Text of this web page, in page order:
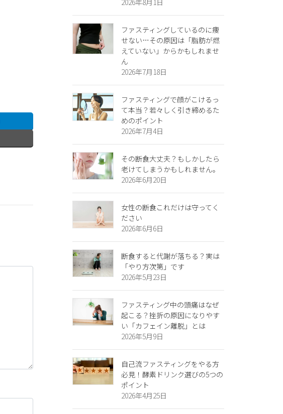
2026年8月1日
ファスティングしているのに痩
せない…その原因は「脂肪が燃
えていない」からかもしれませ
ん
2026年7月18日
ファスティングで顔がこけるっ
て本当？若々しく引き締めるた
めのポイント
2026年7月4日
その断食大丈夫？もしかしたら
老けてしまうかもしれません。
2026年6月20日
女性の断食これだけは守ってく
ださい
2026年6月6日
断食すると代謝が落ちる？実は
「やり方次第」です
2026年5月23日
ファスティング中の頭痛はなぜ
起こる？挫折の原因になりやす
い「カフェイン離脱」とは
2026年5月9日
自己流ファスティングをやる方
必見！酵素ドリンク選びの5つの
ポイント
2026年4月25日